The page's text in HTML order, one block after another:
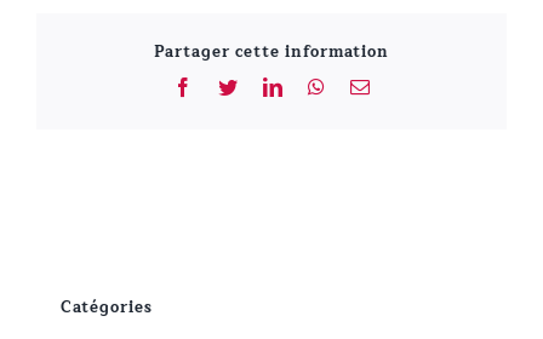
Partager cette information
Facebook
TwitterLinkedInWhatsApp
Email
Catégories